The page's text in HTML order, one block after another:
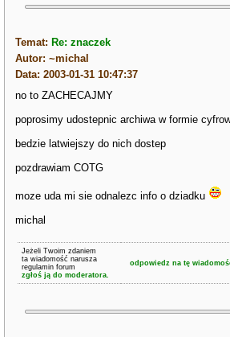
Temat: Re: znaczek
Autor: ~michal
Data: 2003-01-31 10:47:37
no to ZACHECAJMY
poprosimy udostepnic archiwa w formie
bedzie latwiejszy do nich dostep
pozdrawiam COTG
moze uda mi sie odnalezc info o dziadku
michal
Jeżeli Twoim zdaniem
ta wiadomość narusza
regulamin forum
zgłoś ją do moderatora.
odpowiedz na tę